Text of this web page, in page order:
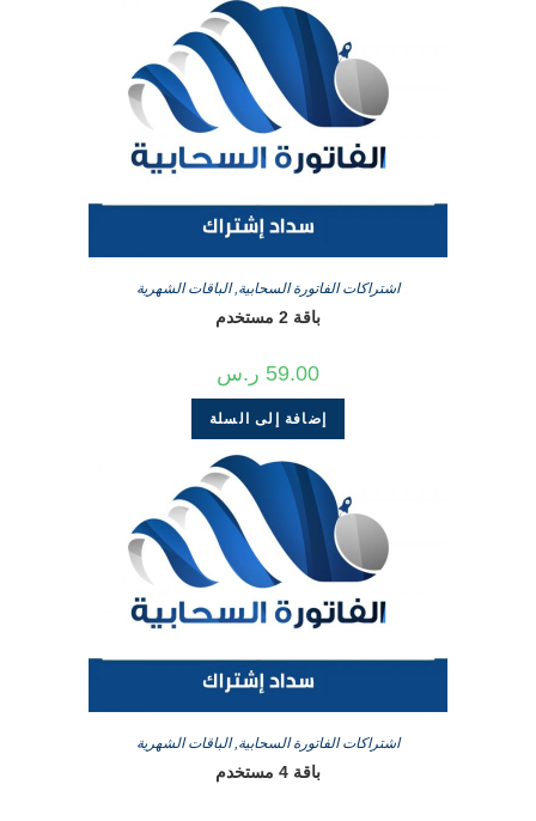
اشتراكات الفاتورة السحابية,الباقات الشهرية
باقة 2 مستخدم
59.00 ر.س
إضافة إلى السلة
اشتراكات الفاتورة السحابية,الباقات الشهرية
باقة 4 مستخدم